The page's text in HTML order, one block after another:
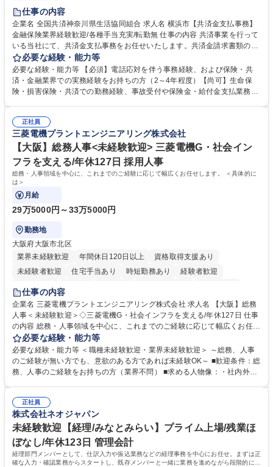
土日祝休み
仕事の内容
企業名 全国共済神奈川県生活協同組合 求人名 横浜市【共済金支払事務】
金融保険業界経験歓迎/各種手当充実/転勤無 仕事の内容 共済事業を行って
いる当社にて、共済金支払事務をお任せいたします。共済金請求書類の受
付・内容確認・審査・データ入力のほか、加入者様や医療機関等からの問
い合わせ電話対応や書類発送等を担当します。 ■共済金請求書類の受付、
内容確認、および共済金支払に関する審査・事務処理業務全般を担当 ■専
用システムへのデータ入力、各種必要書類の作成・発送作業 ■加入者様や
指定する業務 募集職種 横浜市【共済金支払事務】金融保険業界経験歓迎/
各種手当充実/転勤無
必要な経験・能力等
必要な経験・能力等 【必須】電話応対を伴う事務経験、および保険・共
済・金融業界での実務経験をお持ちの方（2～4年程度）【尚可】生命保
険・損害保険・共済での勤務経験、事故受付や保険金・給付金支払業務経
務へのキャリアチェンジ希望者も大歓迎です！ 学歴・資格 学歴：大学院
大学 高専 短大 専修学校 高校 語学力： 資格：
正社員
三菱電機プラントエンジニアリング株式会社
【大阪】総務人事<未経験歓迎> 三菱電機G・社会イン
フラを支える/年休127日 採用人事
総務・人事領域を中心に、これまでのご経験に応じて幅広くお任せします。 ＜具体的に
は＞
月給
29万5000円～33万5000円
勤務地
大阪府大阪市北区
業界未経験歓迎
年間休日120日以上
資格取得支援あり
未経験者歓迎
住宅手当あり 時短勤務あり
経験者歓迎
退職金あり
駅近5分以内
土日祝休み 服装自由 寮・社宅あり 食事補助あり
仕事の内容
企業名 三菱電機プラントエンジニアリング株式会社 求人名 【大阪】総務
人事＜未経験歓迎＞◇三菱電機G・社会インフラを支える/年休127日 仕事
の内容 総務・人事領域を中心に、これまでのご経験に応じて幅広くお任せ
します。 ＜具体的には＞ ・総務/人事労務（給与・社保・勤怠管理など）
・採用・教育研修 ・福利厚生運用 など ※基本的には事務所勤務ですが、
採用や教育等の業務内容により、関西圏以外への日帰り・宿泊を伴う国内
出張もございます。 ※担当業務を持ちつつ、お互いに助け合いながら、総
必要な経験・能力等
必要な経験・能力等 ＜職種未経験歓迎・業界未経験歓迎＞ ～総務、人事
のご経験が無い方でも、意欲のある方であれば未経験OK～ ■歓迎条件：総
務、人事のご経験をお持ちの方（業界不問） ■求める人物像：・社内外の
正社員
株式会社ネオジャパン
未経験歓迎【経理/みなとみらい】プライム上場/残業ほ
ぼなし/年休123日 管理会計
経理部門メンバーとして、仕訳入力や振込業務などの経理事務を中心にお任せ。まずは正
確な入力・確認業務からスタートし、既存メンバーと一緒に業務を進めながら段階的に経